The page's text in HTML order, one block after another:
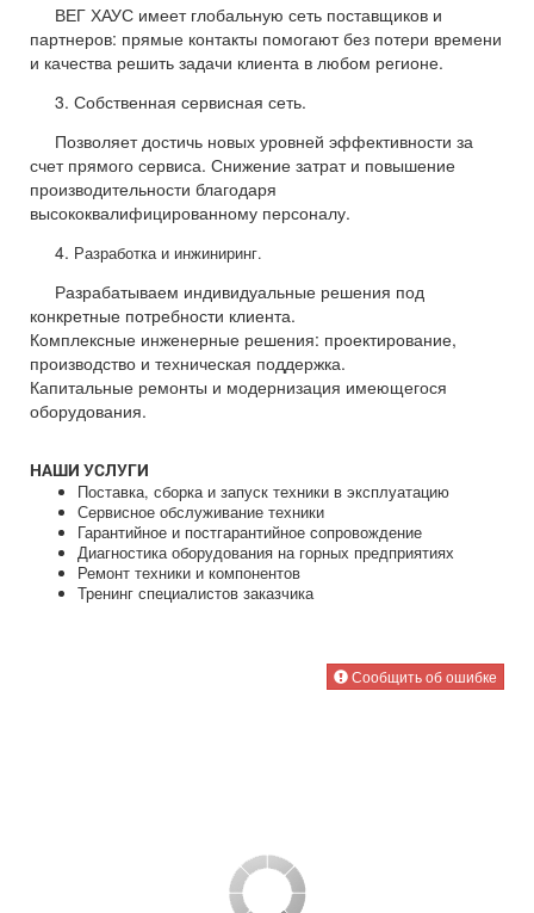
ВЕГ ХАУС имеет глобальную сеть поставщиков и
партнеров: прямые контакты помогают без потери времени
и качества решить задачи клиента в любом регионе.
3. Собственная сервисная сеть.
Позволяет достичь новых уровней эффективности за
счет прямого сервиса. Снижение затрат и повышение
производительности благодаря
высококвалифицированному персоналу.
4. Разработка и инжиниринг.
Разрабатываем индивидуальные решения под
конкретные потребности клиента.
Комплексные инженерные решения: проектирование,
производство и техническая поддержка.
Капитальные ремонты и модернизация имеющегося
оборудования.
НАШИ УСЛУГИ
Поставка, сборка и запуск техники в эксплуатацию
Сервисное обслуживание техники
Гарантийное и постгарантийное сопровождение
Диагностика оборудования на горных предприятиях
Ремонт техники и компонентов
Тренинг специалистов заказчика
Сообщить об ошибке